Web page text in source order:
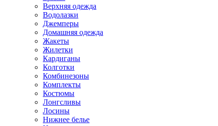
Верхняя одежда
Водолазки
Джемперы
Домашняя одежда
Жакеты
Жилетки
Кардиганы
Колготки
Комбинезоны
Комплекты
Костюмы
Лонгсливы
Лосины
Нижнее белье